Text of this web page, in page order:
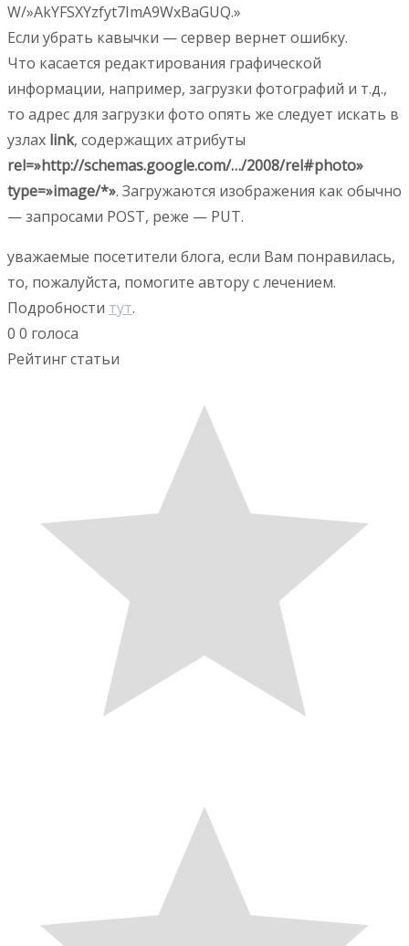
W/»AkYFSXYzfyt7ImA9WxBaGUQ.»
Если убрать кавычки — сервер вернет ошибку.
Что касается редактирования графической
информации, например, загрузки фотографий и т.д.,
то адрес для загрузки фото опять же следует искать в
узлах link, содержащих атрибуты
rel=»http://schemas.google.com/…/2008/rel#photo»
type=»image/*». Загружаются изображения как обычно
— запросами POST, реже — PUT.
уважаемые посетители блога, если Вам понравилась,
то, пожалуйста, помогите автору с лечением.
Подробности тут.
0 0 голоса
Рейтинг статьи